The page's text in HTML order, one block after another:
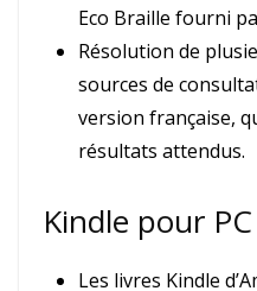
Eco Braille fourni
Résolution de
sources de
version française,
résultats attendus.
Kindle pour PC
Les livres Kindle